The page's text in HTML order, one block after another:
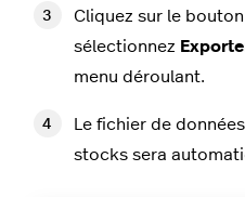
Cliquez sur le bouton
sélectionnez
menu déroulant.
Le fichier de
stocks sera